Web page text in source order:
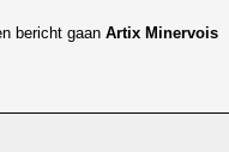
Artix Minervois